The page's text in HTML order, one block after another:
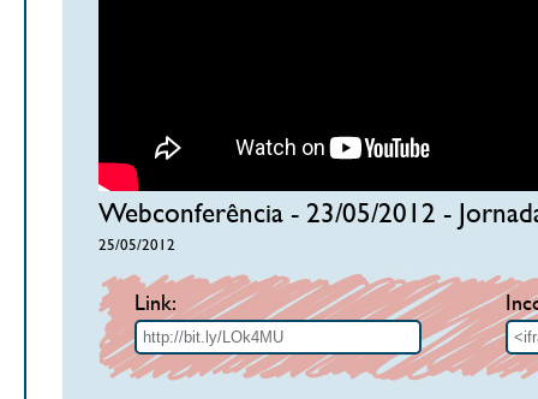
Webconferência - 23/05/2012 -
25/05/2012
Link: